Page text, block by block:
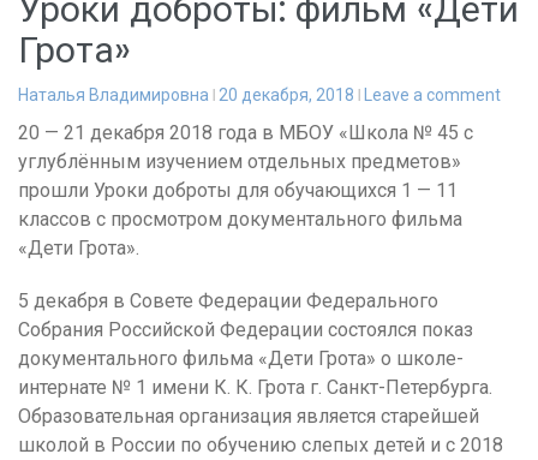
Грота»
Наталья Владимировна 20 декабря, 2018 Leave a comment
20 — 21 декабря 2018 года в МБОУ «Школа № 45 с
углублённым изучением отдельных предметов»
прошли Уроки доброты для обучающихся 1 — 11
классов с просмотром документального фильма
«Дети Грота».
5 декабря в Совете Федерации Федерального
Собрания Российской Федерации состоялся показ
документального фильма «Дети Грота» о школе-
интернате № 1 имени К. К. Грота г. Санкт-Петербурга.
Образовательная организация является старейшей
школой в России по обучению слепых детей и с 2018